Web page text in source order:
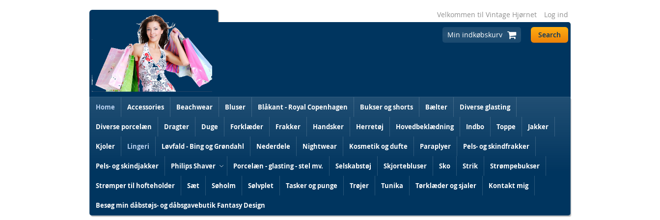
Velkommen til Vintage Hjørnet Log ind
Min indkøbskurv Search
Home Accessories Beachwear Bluser Blåkant - Royal Copenhagen Bukser og shorts Bælter Diverse glasting
Diverse porcelæn Dragter Duge Forklæder Frakker Handsker Herretøj Hovedbeklædning Indbo Toppe Jakker
Kjoler Lingeri Løvfald - Bing og Grøndahl Nederdele Nightwear Kosmetik og dufte Paraplyer Pels- og skindfrakker
Pels- og skindjakker Philips Shaver Porcelæn - glasting - stel mv. Selskabstøj Skjortebluser Sko Strik Strømpebukser
Strømper til hofteholder Sæt Søholm Sølvplet Tasker og punge Trøjer Tunika Tørklæder og sjaler Kontakt mig
Besøg min dåbstøjs- og dåbsgavebutik Fantasy Design